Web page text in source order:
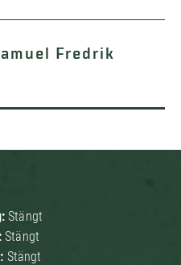
Fredrik
Stängt
Stängt
Stängt